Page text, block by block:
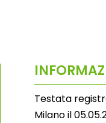
Testata
Milano il